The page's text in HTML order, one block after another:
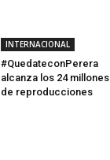
INTERNACIONAL
#QuedateconPerera
alcanza los 24 millones
de reproducciones